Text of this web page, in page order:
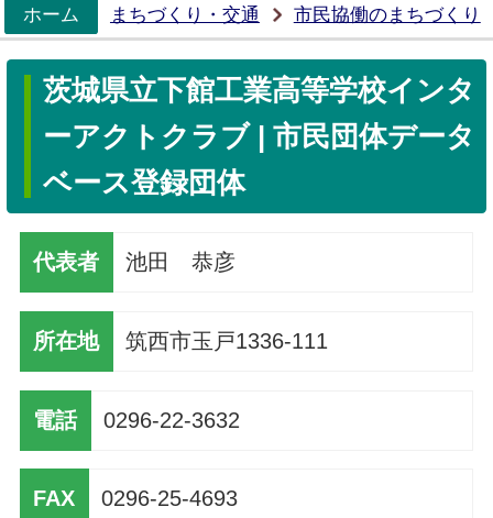
ホーム
まちづくり・交通 市民協働のまちづくり
茨城県立下館工業高等学校インタ
ーアクトクラブ | 市民団体データ
ベース登録団体
代表者 池田 恭彦
所在地 筑西市玉戸1336-111
電話 0296-22-3632
FAX 0296-25-4693